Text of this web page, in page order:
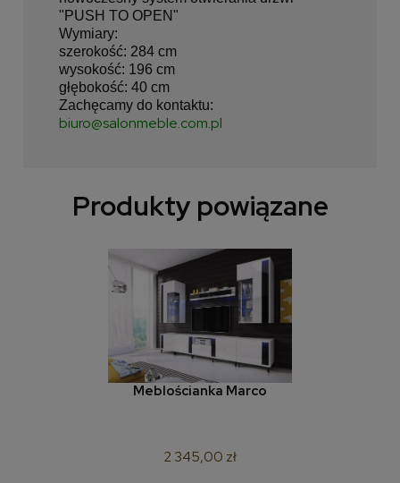
"PUSH TO OPEN"
Wymiary:
szerokość: 284 cm
wysokość: 196 cm
głębokość: 40 cm
Zachęcamy do kontaktu:
biuro@salonmeble.com.pl
Produkty powiązane
Meblościanka Marco
2 345,00 zł